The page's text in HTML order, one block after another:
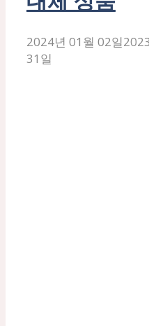
2024년 01월 02일
31일